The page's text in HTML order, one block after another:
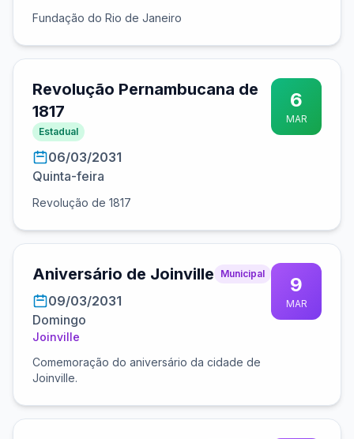
Fundação do Rio de Janeiro
Revolução Pernambucana de
1817
Estadual
06/03/2031
Quinta-feira
Revolução de 1817
6
MAR
Aniversário de Joinville Municipal
09/03/2031
Domingo
Joinville
Comemoração do aniversário da cidade de
Joinville.
9
MAR